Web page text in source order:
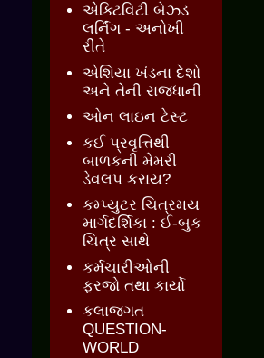
એક્ટિવિટી બેઝ્ડ
લર્નિંગ - અનોખી
રીતે
એશિયા ખંડના દેશો
અને તેની રાજધાની
ઓન લાઇન ટેસ્ટ
કઈ પ્રવૃત્તિથી
બાળકની મેમરી
ડેવલપ કરાય?
કમ્પ્યુટર ચિત્રમય
માર્ગદર્શિકા : ઈ-બુક
ચિત્ર સાથે
કર્મચારીઓની
ફરજો તથા કાર્યો
કલાજગત
QUESTION-
WORLD